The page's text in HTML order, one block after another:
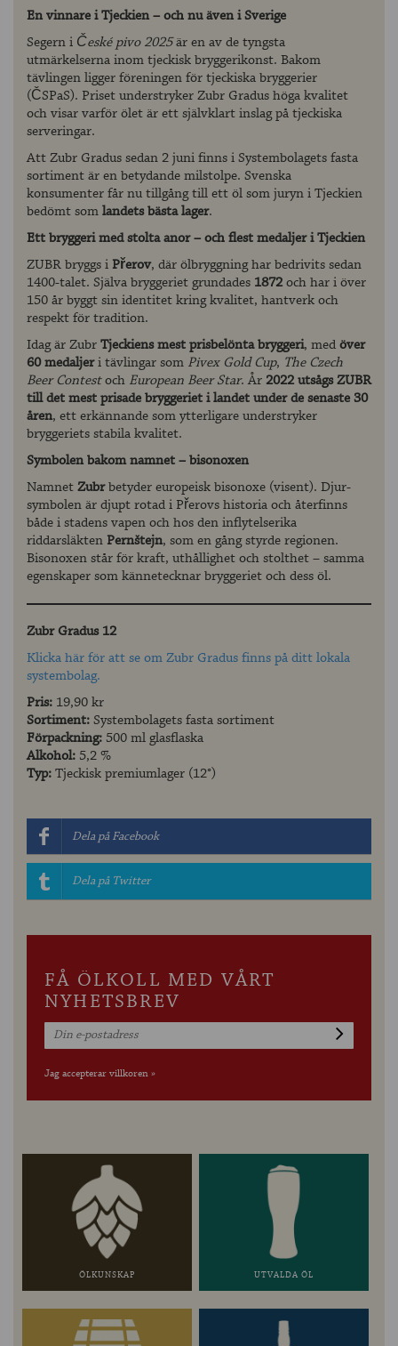
En vinnare i Tjeckien – och nu även i Sverige
Segern i České pivo 2025är en av de tyngsta
utmärkelserna inom tjeckisk bryggerikonst. Bakom
tävlingen ligger föreningen för tjeckiska bryggerier
(ČSPaS). Priset understryker Zubr Gradus höga kvalitet
och visar varför ölet är ett självklart inslag på tjeckiska
serveringar.
Att Zubr Gradus sedan 2 juni finns i Systembolagets fasta
sortiment är en betydande milstolpe. Svenska
konsumenter får nu tillgång till ett öl som juryn i Tjeckien
bedömt somlandets bästa lager.
Ett bryggeri med stolta anor – och flest medaljer i Tjeckien
ZUBR bryggs i Přerov, där ölbryggning har bedrivits sedan
1400-talet. Själva bryggeriet grundades 1872och har i över
150 år byggt sin identitet kring kvalitet, hantverk och
respekt för tradition.
Idag är ZubrTjeckiens mest prisbelönta bryggeri, medöver
60 medaljeri tävlingar som Pivex Gold Cup, The Czech
Beer Contestoch European Beer Star. År 2022 utsågs ZUBR
till det mest prisade bryggeriet i landet under de senaste 30
åren, ett erkännande som ytterligare understryker
bryggeriets stabila kvalitet.
Symbolen bakom namnet – bisonoxen
NamnetZubrbetyder europeisk bisonoxe (visent). Djur­
symbolen är djupt rotad i Přerovs historia och återfinns
både i stadens vapen och hos den inflytelserika
riddarsläkten Pernštejn, som en gång styrde regionen.
Bisonoxen står för kraft, uthållighet och stolthet – samma
egenskaper som kännetecknar bryggeriet och dess öl.
Zubr Gradus 12
Klicka här för att se om Zubr Gradus finns på ditt lokala
systembolag.
Pris: 19,90 kr
Sortiment:Systembolagets fasta sortiment
Förpackning: 500 ml glasflaska
Alkohol: 5,2 %
Typ:Tjeckisk premiumlager (12°)
Dela på Facebook
Dela på Twitter
FÅ ÖLKOLL MED VÅRT
NYHETSBREV
Jag accepterar villkoren »
ÖLKUNSKAP UTVALDA ÖL